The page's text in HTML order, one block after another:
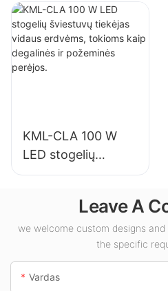
pramonės
įmonėms,
sandėliams ir
kitoms patalpų
KML-CLA 100 W
LED stogelių
šviestuvų tiekėjas
tokioms kaip
degalinės ir
požeminės perėjos.
Leave A
we welcome custom designs
the specific
Vardas